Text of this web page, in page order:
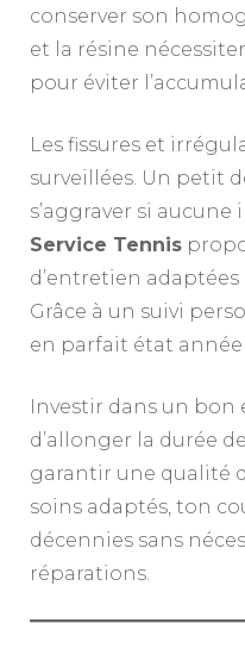
conserver son
et la résine
pour éviter
Les fissures et
surveillées. Un petit
s’aggraver si
Service Tennis
d’entretien
Grâce à un suivi
en parfait état année
Investir dans un
d’allonger la durée
garantir une qualité
soins adaptés, ton
décennies sans
réparations.